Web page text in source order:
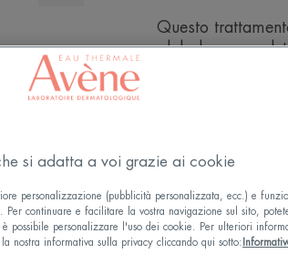
Questo
globale e
all'elevata
Effetto lenitivo a
[DERMO-
cicatrici recenti,
Rimodella,
si adatta a voi grazie ai cookie
personalizzazione (pubblicità personalizzata, ecc.) e
continuare e facilitare la vostra navigazione sul sito,
possibile personalizzare l'uso dei cookie. Per ulteriori
nostra informativa sulla privacy cliccando qui sotto: